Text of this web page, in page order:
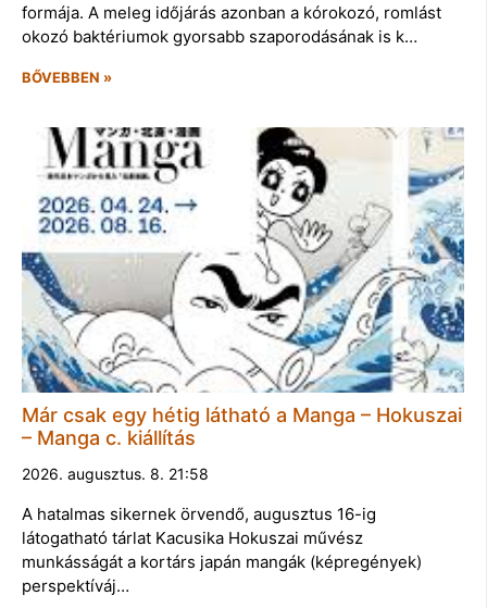
formája. A meleg időjárás azonban a kórokozó, romlást
okozó baktériumok gyorsabb szaporodásának is k…
BŐVEBBEN »
Már csak egy hétig látható a Manga – Hokuszai
– Manga c. kiállítás
2026. augusztus. 8. 21:58
A hatalmas sikernek örvendő, augusztus 16-ig
látogatható tárlat Kacusika Hokuszai művész
munkásságát a kortárs japán mangák (képregények)
perspektíváj…